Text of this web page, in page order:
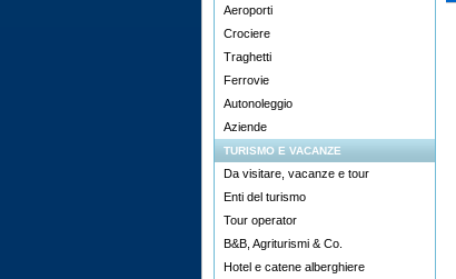
Aeroporti
Crociere
Traghetti
Ferrovie
Autonoleggio
Aziende
TURISMO E VACANZE
Da visitare, vacanze e tour
Enti del turismo
Tour operator
B&B, Agriturismi & Co.
Hotel e catene alberghiere